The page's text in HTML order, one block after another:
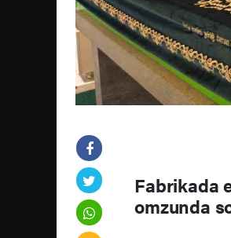
Fabrikada
omzunda